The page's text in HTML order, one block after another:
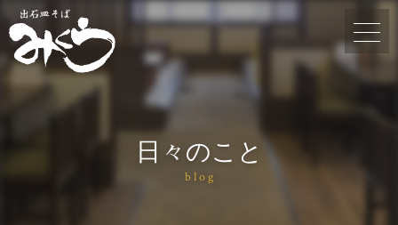
日々のこと
blog